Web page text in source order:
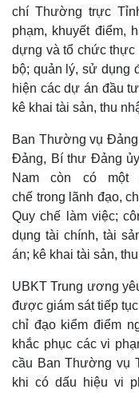
chí Thường trực
phạm, khuyết điểm,
dựng và tổ chức thực
bộ; quản lý, sử dụng
hiện các dự án đầu
kê khai tài sản, thu
Ban Thường vụ
Đảng, Bí thư Đảng
Nam còn có một
chế trong lãnh đạo,
Quy chế làm việc;
dụng tài chính, tài
án; kê khai tài sản,
UBKT Trung ương
được giám sát tiếp
chỉ đạo kiểm điểm
khắc phục các vi
cầu Ban Thường vụ
khi có dấu hiệu vi